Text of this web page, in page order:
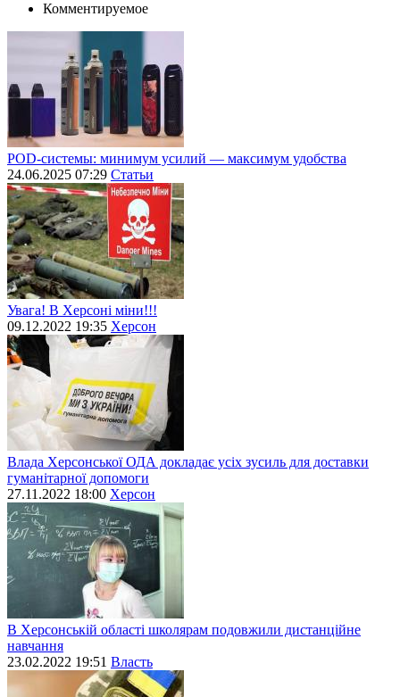
Комментируемое
POD-системы: минимум усилий — максимум удобства
24.06.2025 07:29 Статьи
Увага! В Херсоні міни!!!
09.12.2022 19:35 Херсон
Влада Херсонської ОДА докладає усіх зусиль для доставки
гуманітарної допомоги
27.11.2022 18:00 Херсон
В Херсонській області школярам подовжили дистанційне
навчання
23.02.2022 19:51 Власть